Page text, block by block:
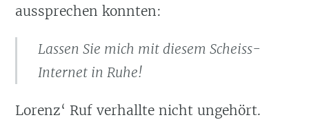
aussprechen konnten:
Lassen Sie mich mit diesem Scheiss-
Internet in Ruhe!
Lorenz‘ Ruf verhallte nicht ungehört.